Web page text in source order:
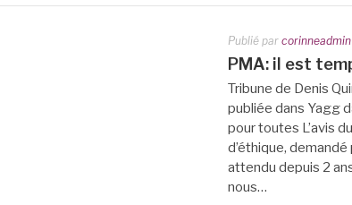
Publié par corinneadmin
PMA: il est
Tribune de Denis
publiée dans Yagg
pour toutes L’avis
d’éthique,
attendu depuis 2
nous…